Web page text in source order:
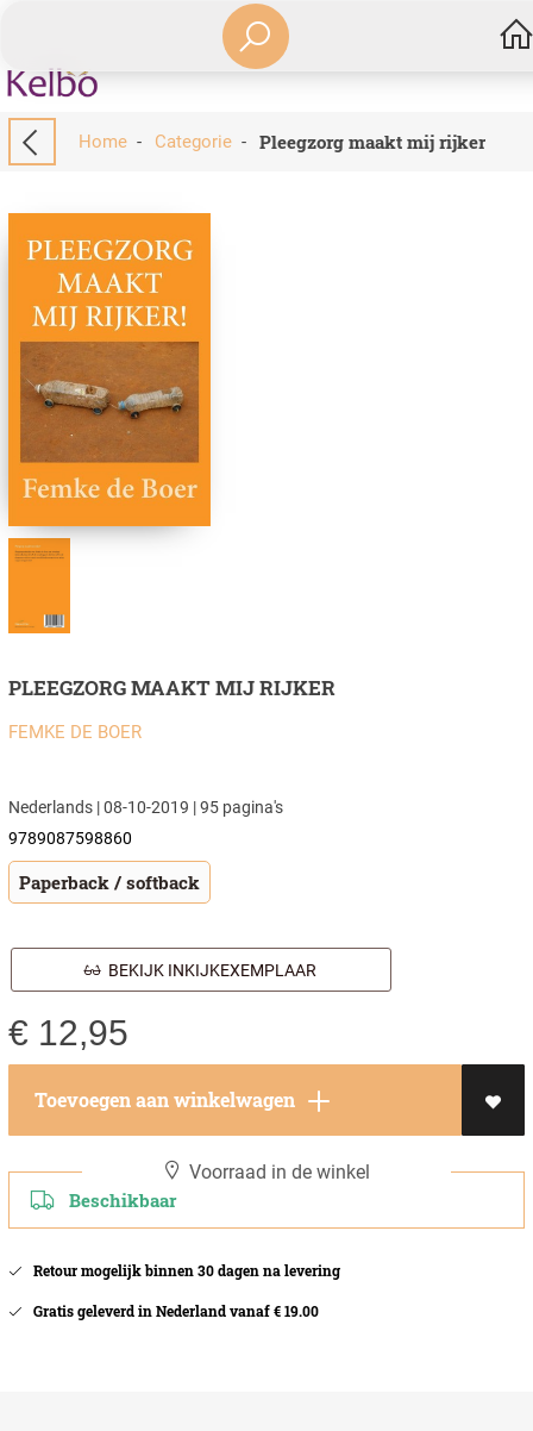
Home- Categorie- Pleegzorg maakt mij rijker
PLEEGZORG MAAKT MIJ RIJKER
FEMKE DE BOER
Nederlands | 08-10-2019 | 95 pagina's
9789087598860
Paperback / softback
BEKIJK INKIJKEXEMPLAAR
€ 12,95
Toevoegen aan winkelwagen
Voorraad in de winkel
Beschikbaar
Retour mogelijk binnen 30 dagen na levering
Gratis geleverd in Nederland vanaf € 19.00